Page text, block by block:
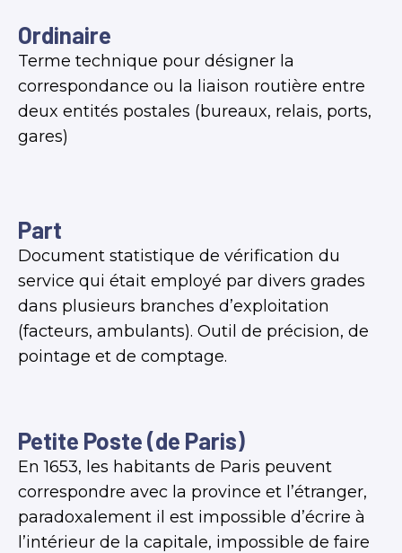
Ordinaire
Terme technique pour désigner la
correspondance ou la liaison routière entre
deux entités postales (bureaux, relais, ports,
gares)
Part
Document statistique de vérification du
service qui était employé par divers grades
dans plusieurs branches d’exploitation
(facteurs, ambulants). Outil de précision, de
pointage et de comptage.
Petite Poste (de Paris)
En 1653, les habitants de Paris peuvent
correspondre avec la province et l’étranger,
paradoxalement il est impossible d’écrire à
l’intérieur de la capitale, impossible de faire